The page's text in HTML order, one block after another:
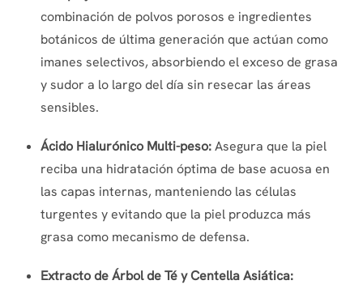
combinación de polvos porosos e ingredientes
botánicos de última generación que actúan como
imanes selectivos, absorbiendo el exceso de grasa
y sudor a lo largo del día sin resecar las áreas
sensibles.
Ácido Hialurónico Multi-peso:Asegura que la piel
reciba una hidratación óptima de base acuosa en
las capas internas, manteniendo las células
turgentes y evitando que la piel produzca más
grasa como mecanismo de defensa.
Extracto de Árbol de Té y Centella Asiática: